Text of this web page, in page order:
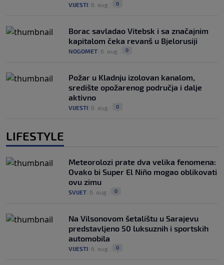
VIJESTI 6. aug. 0
Borac savladao Vitebsk i sa značajnim
kapitalom čeka revanš u Bjelorusiji
NOGOMET 6. aug. 0
Požar u Kladnju izolovan kanalom,
središte opožarenog područja i dalje
aktivno
VIJESTI 6. aug. 0
LIFESTYLE
Meteorolozi prate dva velika fenomena:
Ovako bi Super El Niño mogao oblikovati
ovu zimu
SVIJET 6. aug. 0
Na Vilsonovom šetalištu u Sarajevu
predstavljeno 50 luksuznih i sportskih
automobila
VIJESTI 6. aug. 0